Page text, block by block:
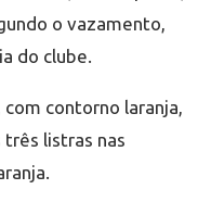
o vazamento,
do clube.
contorno laranja,
três listras nas